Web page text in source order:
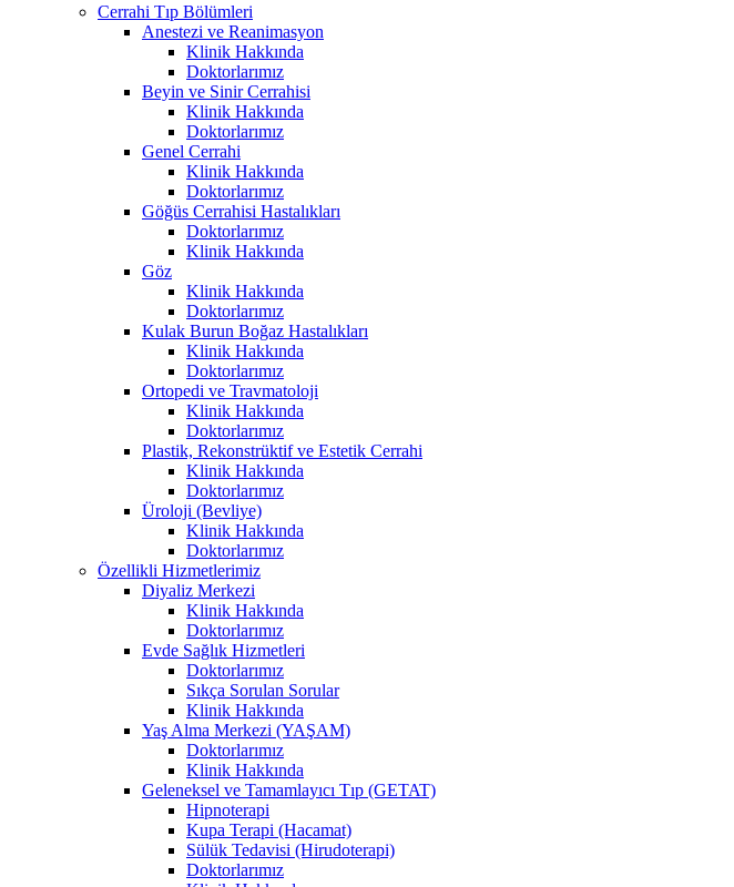
Cerrahi Tıp Bölümleri
Anestezi ve Reanimasyon
Klinik Hakkında
Doktorlarımız
Beyin ve Sinir Cerrahisi
Klinik Hakkında
Doktorlarımız
Genel Cerrahi
Klinik Hakkında
Doktorlarımız
Göğüs Cerrahisi Hastalıkları
Doktorlarımız
Klinik Hakkında
Göz
Klinik Hakkında
Doktorlarımız
Kulak Burun Boğaz Hastalıkları
Klinik Hakkında
Doktorlarımız
Ortopedi ve Travmatoloji
Klinik Hakkında
Doktorlarımız
Plastik, Rekonstrüktif ve Estetik Cerrahi
Klinik Hakkında
Doktorlarımız
Üroloji (Bevliye)
Klinik Hakkında
Doktorlarımız
Özellikli Hizmetlerimiz
Diyaliz Merkezi
Klinik Hakkında
Doktorlarımız
Evde Sağlık Hizmetleri
Doktorlarımız
Sıkça Sorulan Sorular
Klinik Hakkında
Yaş Alma Merkezi (YAŞAM)
Doktorlarımız
Klinik Hakkında
Geleneksel ve Tamamlayıcı Tıp (GETAT)
Hipnoterapi
Kupa Terapi (Hacamat)
Sülük Tedavisi (Hirudoterapi)
Doktorlarımız